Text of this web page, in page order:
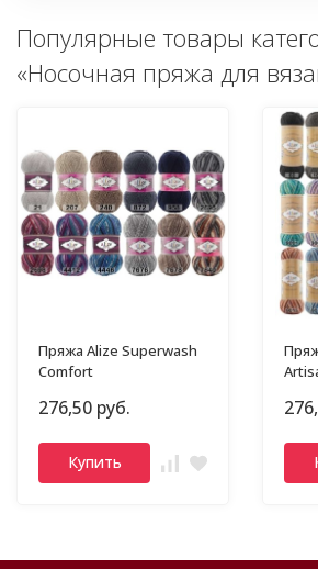
Популярные товары
«Носочная пряжа для
Пряжа Alize Superwash
Comfort
276,50 руб.
Купить